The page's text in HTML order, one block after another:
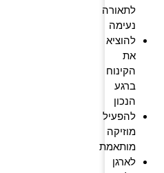
לתאורה
נעימה
להוציא
את
הקינוח
ברגע
הנכון
להפעיל
מוזיקה
מותאמת
לארגן